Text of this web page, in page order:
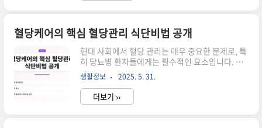
바로가기2024년 중소기업 청년 소득세 감면 받는
법 3가지 단계로 안내 바로가기청년해외인턴십 순
위 및 비교 분석 바로가기청년 정책의 기본계획 청
년 정책의 기본계획은 청년의 자립과 성장을 도와
주는 방향으로 설정됩니다. 정부는 청년들이 경제
적으로 독립할 수 있도록 다양한 지원 프로그램을
운영..
혈당케어의 핵심 혈당관리 식단비법 공개
현대 사회에서 혈당 관리는 매우 중요한 문제로, 특
히 당뇨병 환자들에게는 필수적인 요소입니다. 혈
당을 효과적으로 관리하기 위해서는 올바른 식단과
생활습관이 필수적입니다. 이번 포스트에서는 혈
당을 안정적으로 관리할 수 있는 식단 비법을 소개
합니다. 이를 통해 건강한 생활을 유지하는 데 도움
생활정보 2025. 5. 31.
더보기 ››